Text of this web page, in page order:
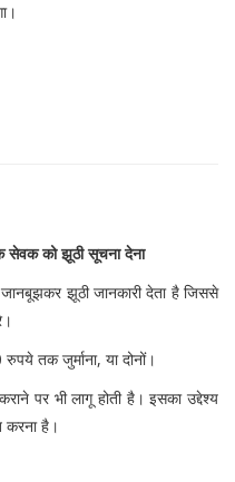
सेवक को झूठी सूचना देना
झूठी जानकारी देता है जिससे
तक जुर्माना, या दोनों।
पर भी लागू होती है। इसका उद्देश्य
करना है।